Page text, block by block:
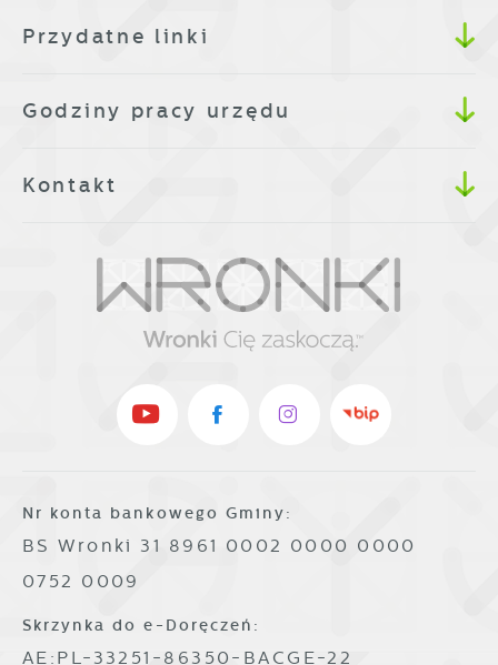
Przydatne linki
Godziny pracy urzędu
Kontakt
Nr konta bankowego Gminy:
BS Wronki 31 8961 0002 0000 0000
0752 0009
Skrzynka do e-Doręczeń:
AE:PL-33251-86350-BACGE-22